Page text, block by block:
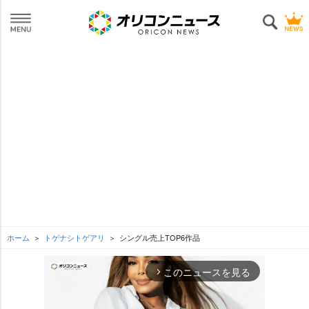
ホーム トゲナシトゲアリ シングル売上TOP6作品
arrow_forward_ios このニュースを見る